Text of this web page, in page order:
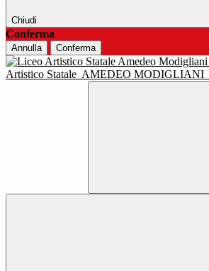
Chiudi
Conferma
Annulla Conferma
Artistico Statale AMEDEO MODIGLIANI